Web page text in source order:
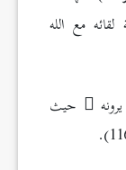
مع الله
حيث